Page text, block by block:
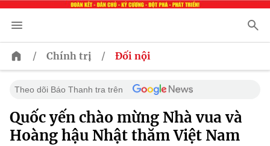
/ Chính trị / Đối nội
Theo dõi Báo Thanh tra trên
Quốc yến chào mừng Nhà vua và
Hoàng hậu Nhật thăm Việt Nam